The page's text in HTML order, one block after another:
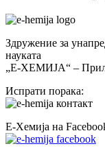
Здружение за
науката
„Е-ХЕМИЈА“ –
Испрати порака:
Е-Хемија на